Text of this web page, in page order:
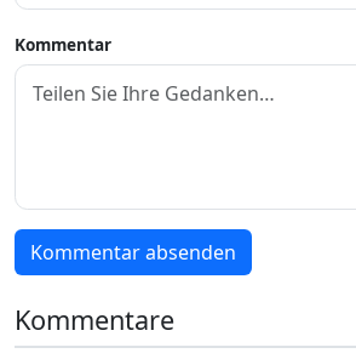
Kommentar
Kommentar absenden
Kommentare